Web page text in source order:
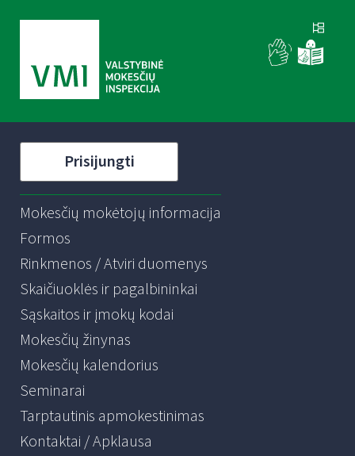
Prisijungti
Mokesčių mokėtojų informacija
Formos
Rinkmenos / Atviri duomenys
Skaičiuoklės ir pagalbininkai
Sąskaitos ir įmokų kodai
Mokesčių žinynas
Mokesčių kalendorius
Seminarai
Tarptautinis apmokestinimas
Kontaktai / Apklausa